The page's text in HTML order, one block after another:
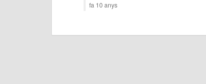
fa 10 anys